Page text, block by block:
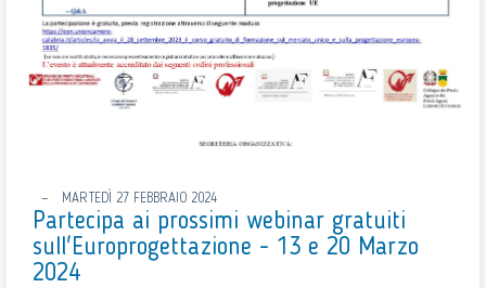
MARTEDÌ 27 FEBBRAIO 2024
Partecipa ai prossimi webinar gratuiti
sull'Europrogettazione - 13 e 20 Marzo
2024